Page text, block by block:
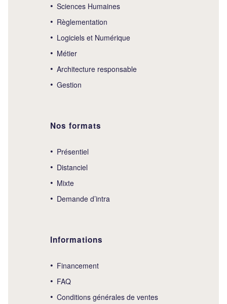
Sciences Humaines
Règlementation
Logiciels et Numérique
Métier
Architecture responsable
Gestion
Nos formats
Présentiel
Distanciel
Mixte
Demande d’intra
Informations
Financement
FAQ
Conditions générales de ventes